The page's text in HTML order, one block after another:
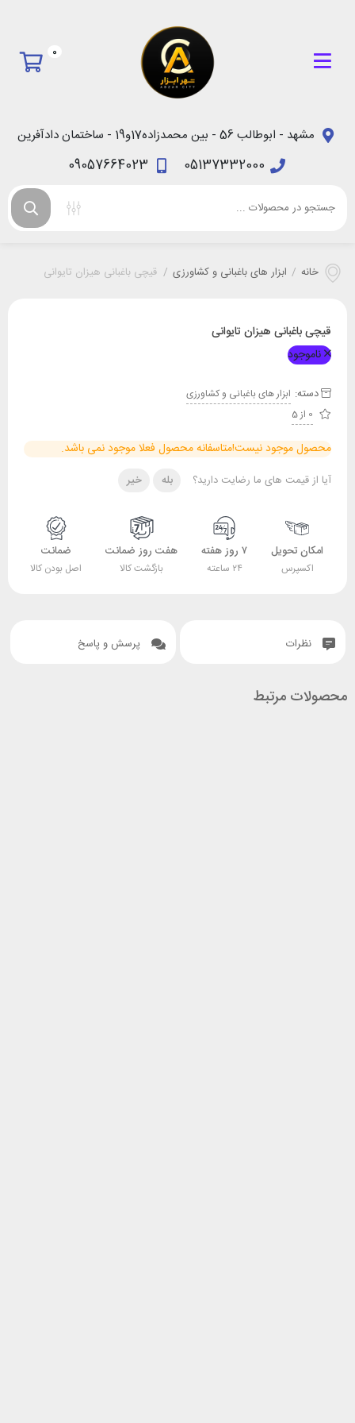
0
مشهد - ابوطالب 56 - بین محمدزاده17و19 - ساختمان دادآفرین
05137332000
09057664023
خانه / ابزار های باغبانی و کشاورزی / قیچی باغبانی هیزان تایوانی
قیچی باغبانی هیزان تایوانی
ناموجود
دسته: ابزار های باغبانی و کشاورزی
0 از 5
محصول موجود نیست!متاسفانه محصول فعلا موجود نمی باشد.
آیا از قیمت های ما رضایت دارید؟ بله خیر
امکان تحویل
اکسپرس
۷ روز هفته
۲۴ ساعته
هفت روز ضمانت
بازگشت کالا
ضمانت
اصل بودن کالا
نظرات پرسش و پاسخ
محصولات مرتبط